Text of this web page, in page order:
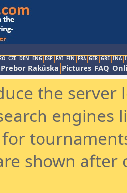
CZE DEN ENG ESP FAI FIN FRA GER GRE INA
Prebor Rakúska Pictures FAQ
the
engines
for
shown